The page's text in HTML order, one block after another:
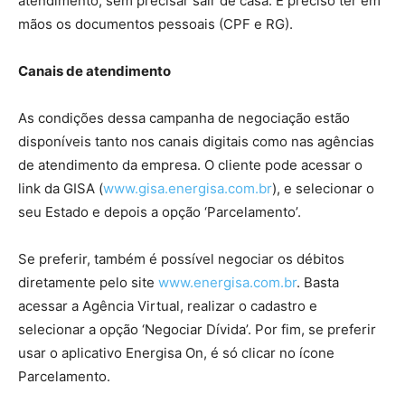
mãos os documentos pessoais (CPF e RG).
Canais de atendimento
As condições dessa campanha de negociação estão
disponíveis tanto nos canais digitais como nas agências
de atendimento da empresa. O cliente pode acessar o
link da GISA (www.gisa.energisa.com.br), e selecionar o
seu Estado e depois a opção ‘Parcelamento’.
Se preferir, também é possível negociar os débitos
diretamente pelo site www.energisa.com.br. Basta
acessar a Agência Virtual, realizar o cadastro e
selecionar a opção ‘Negociar Dívida’. Por fim, se preferir
usar o aplicativo Energisa On, é só clicar no ícone
Parcelamento.